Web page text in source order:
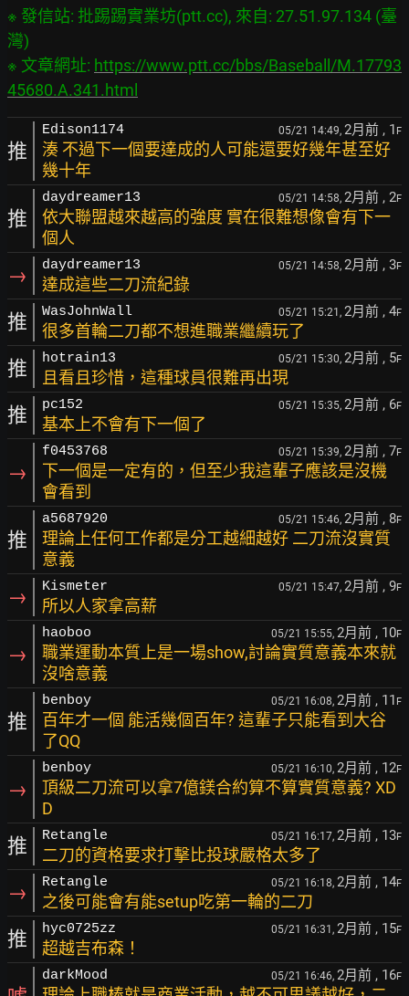
※ 發信站: 批踢踢實業坊(ptt.cc), 來自: 27.51.97.134 (臺
灣)
※ 文章網址: https://www.ptt.cc/bbs/Baseball/M.17793
45680.A.341.html
推
Edison1174 05/21 14:49, 2月前 , 1 F
湊 不過下一個要達成的人可能還要好幾年甚至好
幾十年
推
daydreamer13 05/21 14:58, 2月前 , 2F
依大聯盟越來越高的強度 實在很難想像會有下一
個人
→ daydreamer13 05/21 14:58, 2月前 , 3F
達成這些二刀流紀錄
推 WasJohnWall 05/21 15:21, 2月前 , 4F
很多首輪二刀都不想進職業繼續玩了
推 hotrain13 05/21 15:30, 2月前 , 5F
且看且珍惜，這種球員很難再出現
推 pc152 05/21 15:35, 2月前 , 6F
基本上不會有下一個了
→
f0453768 05/21 15:39, 2月前 , 7F
下一個是一定有的，但至少我這輩子應該是沒機
會看到
推
a5687920 05/21 15:46, 2月前 , 8F
理論上任何工作都是分工越細越好 二刀流沒實質
意義
→ Kismeter 05/21 15:47, 2月前 , 9F
所以人家拿高薪
→
haoboo 05/21 15:55, 2月前 , 10F
職業運動本質上是一場show,討論實質意義本來就
沒啥意義
推
benboy 05/21 16:08, 2月前 , 11 F
百年才一個 能活幾個百年? 這輩子只能看到大谷
了QQ
→
benboy 05/21 16:10, 2月前 , 12F
頂級二刀流可以拿7億鎂合約算不算實質意義? XD
D
推 Retangle 05/21 16:17, 2月前 , 13F
二刀的資格要求打擊比投球嚴格太多了
→ Retangle 05/21 16:18, 2月前 , 14F
之後可能會有能setup吃第一輪的二刀
推 hyc0725zz 05/21 16:31, 2月前 , 15F
超越吉布森！
darkMood 05/21 16:46, 2月前 , 16F